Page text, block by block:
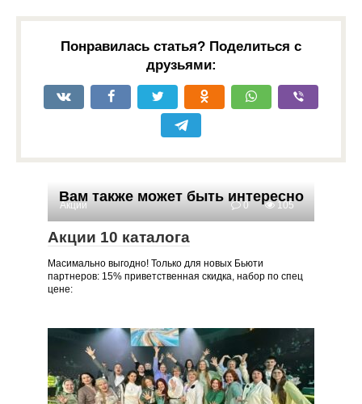
Понравилась статья? Поделиться с
друзьями:
Вам также может быть интересно
Акции 0 105
Акции 10 каталога
Масимально выгодно! Только для новых Бьюти
партнеров: 15% приветственная скидка, набор по спец
цене: